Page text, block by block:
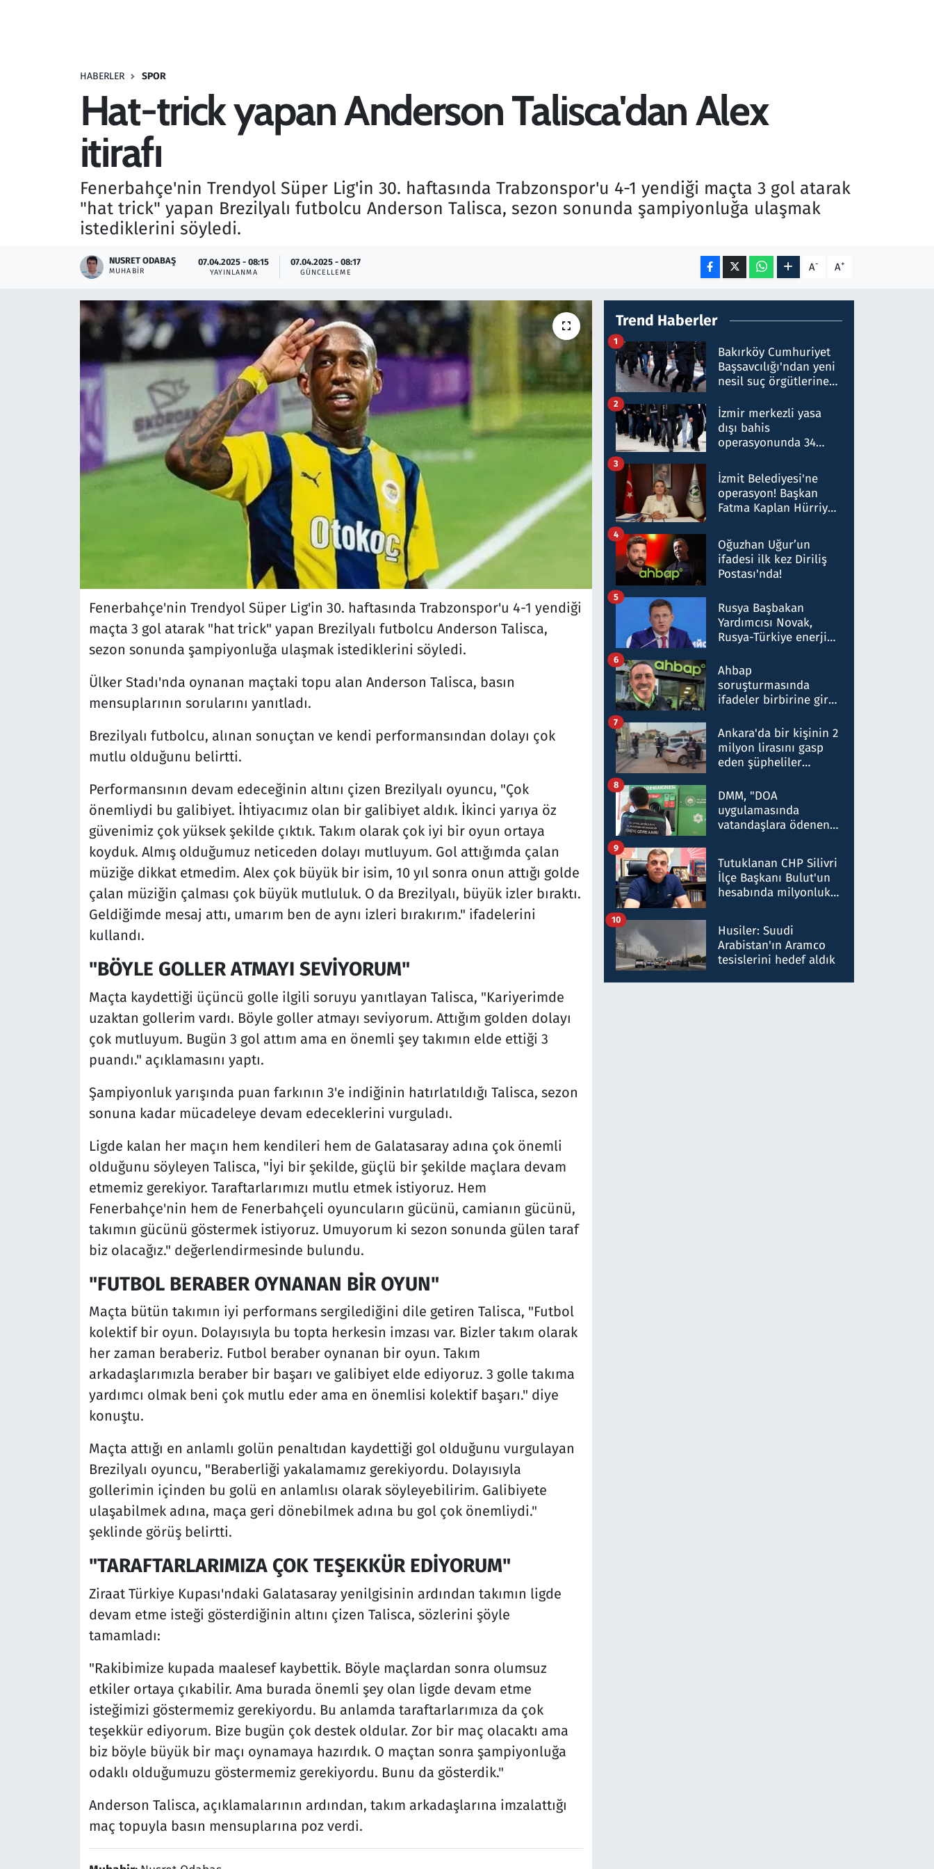
HABERLER SPOR
Hat-trick yapan Anderson Talisca'dan Alex
itirafı
Fenerbahçe'nin Trendyol Süper Lig'in 30. haftasında Trabzonspor'u 4-1 yendiği maçta 3 gol atarak
"hat trick" yapan Brezilyalı futbolcu Anderson Talisca, sezon sonunda şampiyonluğa ulaşmak
istediklerini söyledi.
NUSRET ODABAŞ
MUHABIR
07.04.2025 - 08:15
YAYINLANMA
07.04.2025 - 08:17
GÜNCELLEME A- A+
Fenerbahçe'nin Trendyol Süper Lig'in 30. haftasında Trabzonspor'u 4-1 yendiği
maçta 3 gol atarak "hat trick" yapan Brezilyalı futbolcu Anderson Talisca,
sezon sonunda şampiyonluğa ulaşmak istediklerini söyledi.
Ülker Stadı'nda oynanan maçtaki topu alan Anderson Talisca, basın
mensuplarının sorularını yanıtladı.
Brezilyalı futbolcu, alınan sonuçtan ve kendi performansından dolayı çok
mutlu olduğunu belirtti.
Performansının devam edeceğinin altını çizen Brezilyalı oyuncu, "Çok
önemliydi bu galibiyet. İhtiyacımız olan bir galibiyet aldık. İkinci yarıya öz
güvenimiz çok yüksek şekilde çıktık. Takım olarak çok iyi bir oyun ortaya
koyduk. Almış olduğumuz neticeden dolayı mutluyum. Gol attığımda çalan
müziğe dikkat etmedim. Alex çok büyük bir isim, 10 yıl sonra onun attığı golde
çalan müziğin çalması çok büyük mutluluk. O da Brezilyalı, büyük izler bıraktı.
Geldiğimde mesaj attı, umarım ben de aynı izleri bırakırım." ifadelerini
kullandı.
"BÖYLE GOLLER ATMAYI SEVİYORUM"
Maçta kaydettiği üçüncü golle ilgili soruyu yanıtlayan Talisca, "Kariyerimde
uzaktan gollerim vardı. Böyle goller atmayı seviyorum. Attığım golden dolayı
çok mutluyum. Bugün 3 gol attım ama en önemli şey takımın elde ettiği 3
puandı." açıklamasını yaptı.
Şampiyonluk yarışında puan farkının 3'e indiğinin hatırlatıldığı Talisca, sezon
sonuna kadar mücadeleye devam edeceklerini vurguladı.
Ligde kalan her maçın hem kendileri hem de Galatasaray adına çok önemli
olduğunu söyleyen Talisca, "İyi bir şekilde, güçlü bir şekilde maçlara devam
etmemiz gerekiyor. Taraftarlarımızı mutlu etmek istiyoruz. Hem
Fenerbahçe'nin hem de Fenerbahçeli oyuncuların gücünü, camianın gücünü,
takımın gücünü göstermek istiyoruz. Umuyorum ki sezon sonunda gülen taraf
biz olacağız." değerlendirmesinde bulundu.
"FUTBOL BERABER OYNANAN BİR OYUN"
Maçta bütün takımın iyi performans sergilediğini dile getiren Talisca, "Futbol
kolektif bir oyun. Dolayısıyla bu topta herkesin imzası var. Bizler takım olarak
her zaman beraberiz. Futbol beraber oynanan bir oyun. Takım
arkadaşlarımızla beraber bir başarı ve galibiyet elde ediyoruz. 3 golle takıma
yardımcı olmak beni çok mutlu eder ama en önemlisi kolektif başarı." diye
konuştu.
Maçta attığı en anlamlı golün penaltıdan kaydettiği gol olduğunu vurgulayan
Brezilyalı oyuncu, "Beraberliği yakalamamız gerekiyordu. Dolayısıyla
gollerimin içinden bu golü en anlamlısı olarak söyleyebilirim. Galibiyete
ulaşabilmek adına, maça geri dönebilmek adına bu gol çok önemliydi."
şeklinde görüş belirtti.
"TARAFTARLARIMIZA ÇOK TEŞEKKÜR EDİYORUM"
Ziraat Türkiye Kupası'ndaki Galatasaray yenilgisinin ardından takımın ligde
devam etme isteği gösterdiğinin altını çizen Talisca, sözlerini şöyle
tamamladı:
"Rakibimize kupada maalesef kaybettik. Böyle maçlardan sonra olumsuz
etkiler ortaya çıkabilir. Ama burada önemli şey olan ligde devam etme
isteğimizi göstermemiz gerekiyordu. Bu anlamda taraftarlarımıza da çok
teşekkür ediyorum. Bize bugün çok destek oldular. Zor bir maç olacaktı ama
biz böyle büyük bir maçı oynamaya hazırdık. O maçtan sonra şampiyonluğa
odaklı olduğumuzu göstermemiz gerekiyordu. Bunu da gösterdik."
Anderson Talisca, açıklamalarının ardından, takım arkadaşlarına imzalattığı
maç topuyla basın mensuplarına poz verdi.
Trend Haberler
Bakırköy Cumhuriyet
Başsavcılığı'ndan yeni
nesil suç örgütlerine
hakkında gözaltı kararı
1
İzmir merkezli yasa
dışı bahis
operasyonunda 34
Milyar liralık para
trafiği tespit edildi
2
İzmit Belediyesi'ne
operasyon! Başkan
Fatma Kaplan Hürriyet
3
Oğuzhan Uğur’un
ifadesi ilk kez Diriliş
Postası'nda!
4
Rusya Başbakan
Yardımcısı Novak,
Rusya-Türkiye enerji
nitelikte olduğunu
belirtti
5
Ahbap
soruşturmasında
ifadeler birbirine girdi:
ifadelerinden ortaya
çıkan tablo şok etti
6
Ankara'da bir kişinin 2
milyon lirasını gasp
eden şüpheliler
7
DMM, "DOA
uygulamasında
vatandaşlara ödenen
düşürüldüğü" iddiasını
yalanladı
8
Tutuklanan CHP Silivri
İlçe Başkanı Bulut'un
hesabında milyonluk
talimat verdi, ben
gönderdim
9
Husiler: Suudi
Arabistan'ın Aramco
tesislerini hedef aldık
10
Savunma Sanayi
Televizyon